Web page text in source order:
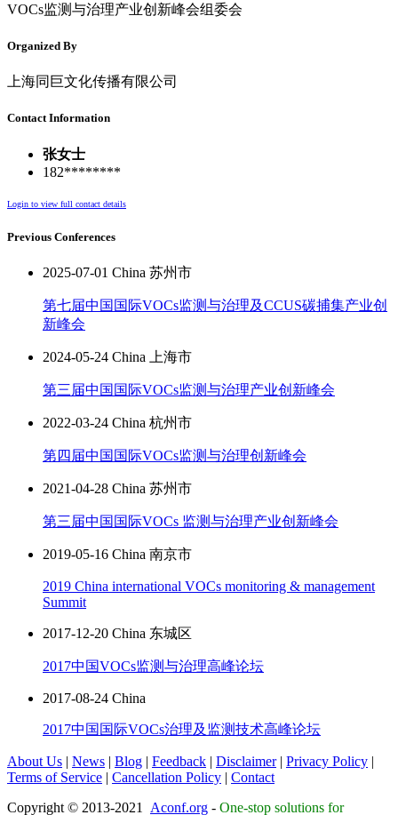
VOCs监测与治理产业创新峰会组委会
Organized By
上海同巨文化传播有限公司
Contact Information
张女士
182********
Login to view full contact details
Previous Conferences
2025-07-01 China 苏州市
第七届中国国际VOCs监测与治理及CCUS碳捕集产业创
新峰会
2024-05-24 China 上海市
第三届中国国际VOCs监测与治理产业创新峰会
2022-03-24 China 杭州市
第四届中国国际VOCs监测与治理创新峰会
2021-04-28 China 苏州市
第三届中国国际VOCs 监测与治理产业创新峰会
2019-05-16 China 南京市
2019 China international VOCs monitoring & management
Summit
2017-12-20 China 东城区
2017中国VOCs监测与治理高峰论坛
2017-08-24 China
2017中国国际VOCs治理及监测技术高峰论坛
About Us | News | Blog | Feedback | Disclaimer | Privacy Policy |
Terms of Service | Cancellation Policy | Contact
Copyright © 2013-2021 Aconf.org - One-stop solutions for